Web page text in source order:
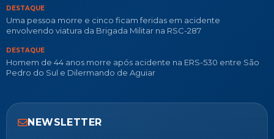
DESTAQUE
Uma pessoa morre e cinco ficam feridas em acidente
envolvendo viatura da Brigada Militar na RSC-287
DESTAQUE
Homem de 44 anos morre após acidente na ERS-530 entre São
Pedro do Sul e Dilermando de Aguiar
NEWSLETTER